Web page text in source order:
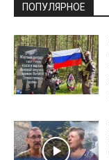
ПОПУЛЯРНОЕ